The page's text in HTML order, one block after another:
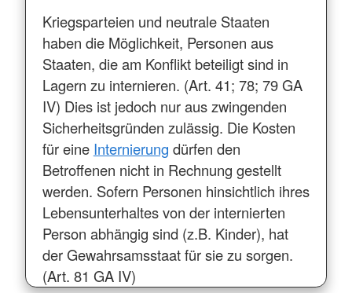
Kriegsparteien und neutrale Staaten
haben die Möglichkeit, Personen aus
Staaten, die am Konflikt beteiligt sind in
Lagern zu internieren. (Art. 41; 78; 79 GA
IV) Dies ist jedoch nur aus zwingenden
Sicherheitsgründen zulässig. Die Kosten
für eine Internierung dürfen den
Betroffenen nicht in Rechnung gestellt
werden. Sofern Personen hinsichtlich ihres
Lebensunterhaltes von der internierten
Person abhängig sind (z.B. Kinder), hat
der Gewahrsamsstaat für sie zu sorgen.
(Art. 81 GA IV)